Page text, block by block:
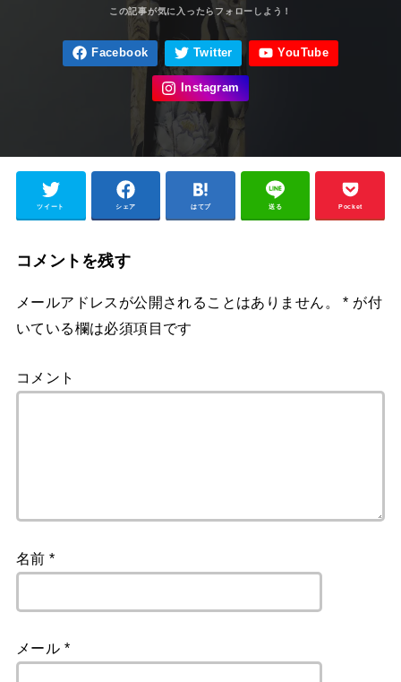
ツイート シェア はてブ 送る Pocket
コメントを残す
メールアドレスが公開されることはありません。 * が付
いている欄は必須項目です
コメント
名前*
メール *